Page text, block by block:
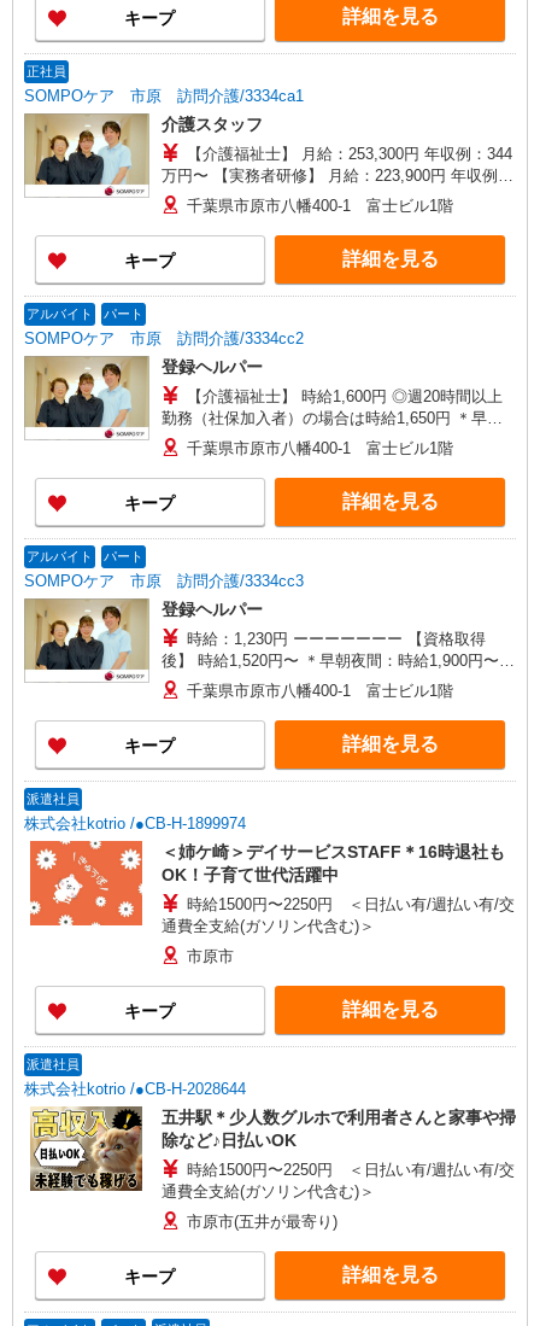
キープ 詳細を見る
正社員
SOMPOケア 市原 訪問介護/3334ca1
介護スタッフ
【介護福祉士】 月給：253,300円 年収例：344
万円〜 【実務者研修】 月給：223,900円 年収例：
306万円〜 【初任者研修】 月給：218,400円 年収
例：300万円〜 ※職務手当、働きがい向上手当、
日祝手当（月平均2回分）等、毎月平均的に支払わ
れる手当を含みます。 ※介護福祉士のみ、特別職
務手当も含む ◎残業時は別途時間外手当支給（超
千葉県市原市八幡400-1 富士ビル1階
キープ 詳細を見る
アルバイト パート
SOMPOケア 市原 訪問介護/3334cc2
登録ヘルパー
【介護福祉士】 時給1,600円 ◎週20時間以上
勤務（社保加入者）の場合は時給1,650円 ＊早朝
夜間（〜8:00、18:00〜）：時給2,000円〜 ＊日曜
祝日：時給1,900円〜 【実務者研修・初任者研修
（ヘルパー1級・2級）】 時給1,520円 ◎週20時間
以上勤務（社保加入者）の場合は時給1,570円 ＊
早朝夜間（〜8:00、18:00〜）：時給1,900円〜 ＊
が同時給 ◎キャンセル手当：職務時給の60％支給
千葉県市原市八幡400-1 富士ビル1階
キープ 詳細を見る
アルバイト パート
SOMPOケア 市原 訪問介護/3334cc3
登録ヘルパー
時給：1,230円 ーーーーーーー 【資格取得
後】 時給1,520円〜 ＊早朝夜間：時給1,900円〜
＊日曜祝日：時給1,820円〜 ーーーーーーー
千葉県市原市八幡400-1 富士ビル1階
キープ 詳細を見る
派遣社員
株式会社kotrio /●CB-H-1899974
＜姉ケ崎＞デイサービスSTAFF＊16時退社も
OK！子育て世代活躍中
時給1500円〜2250円 ＜日払い有/週払い有/交
通費全支給(ガソリン代含む)＞
市原市
キープ 詳細を見る
派遣社員
株式会社kotrio /●CB-H-2028644
五井駅＊少人数グルホで利用者さんと家事や掃
除など♪日払いOK
時給1500円〜2250円 ＜日払い有/週払い有/交
通費全支給(ガソリン代含む)＞
市原市(五井が最寄り)
キープ 詳細を見る